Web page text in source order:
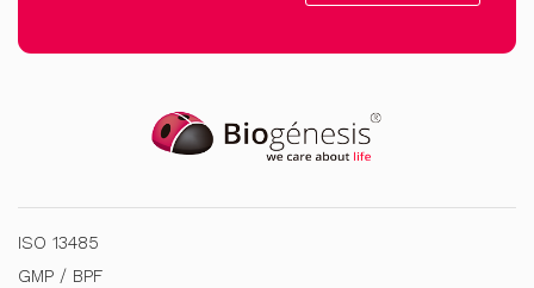
ISO 13485
GMP / BPF